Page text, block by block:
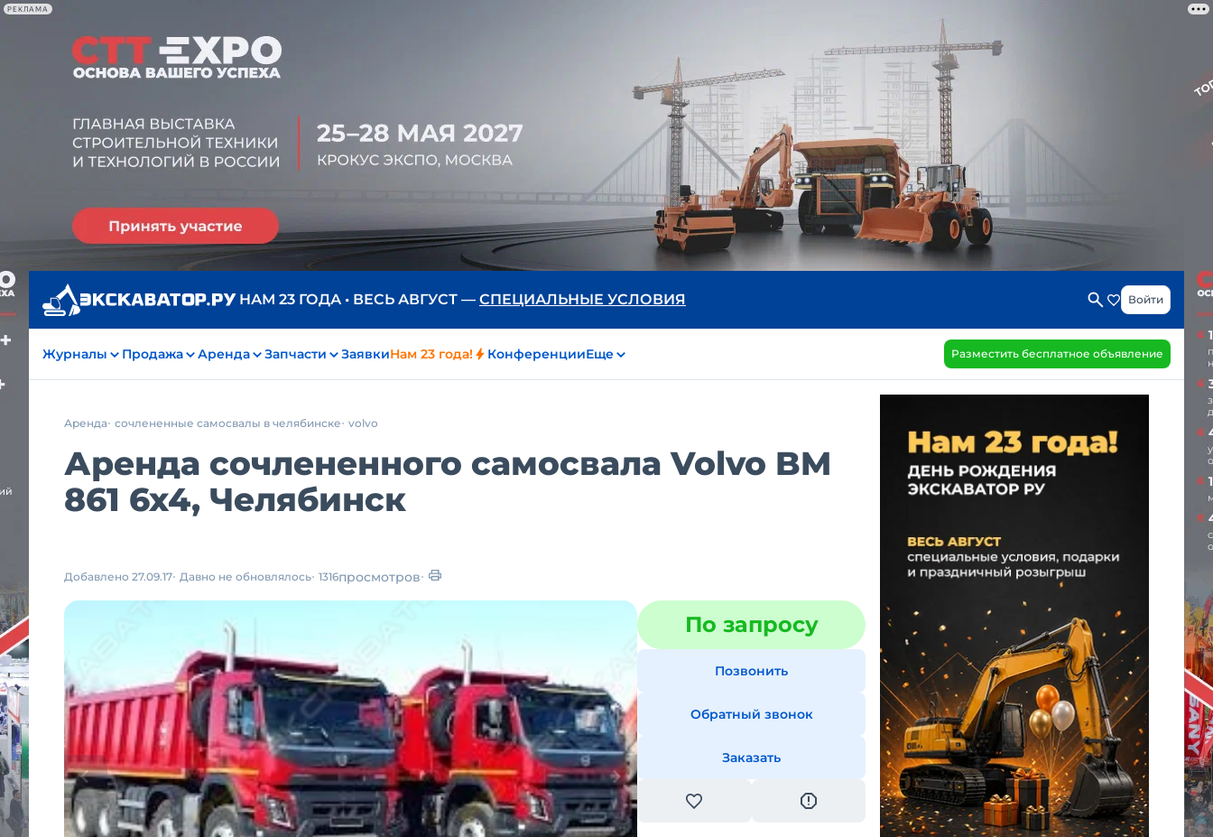
РЕКЛАМА
НАМ 23 ГОДА • ВЕСЬ АВГУСТ — СПЕЦИАЛЬНЫЕ УСЛОВИЯ Войти
Журналы Продажа Аренда Запчасти ЗаявкиНам 23 года! КонференцииЕще Разместить бесплатное объявление
Аренда сочлененные самосвалы в челябинске volvo
Аренда сочлененного самосвала Volvo BM
861 6x4, Челябинск
Добавлено 27.09.17 Давно не обновлялось 1316просмотров
По запросу
Позвонить
Обратный звонок
Заказать